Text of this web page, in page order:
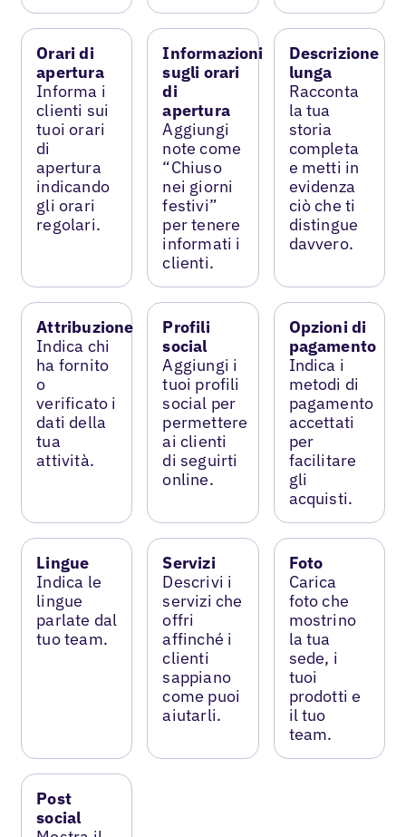
Orari di
apertura
Informa i
clienti sui
tuoi orari
di
apertura
indicando
gli orari
regolari.
Informazioni
sugli orari
di
apertura
Aggiungi
note come
“Chiuso
nei giorni
festivi”
per tenere
informati i
clienti.
Descrizione
lunga
Racconta
la tua
storia
completa
e metti in
evidenza
ciò che ti
distingue
davvero.
Attribuzione
Indica chi
ha fornito
o
verificato i
dati della
tua
attività.
Profili
social
Aggiungi i
tuoi profili
social per
permettere
ai clienti
di seguirti
online.
Opzioni di
pagamento
Indica i
metodi di
pagamento
accettati
per
facilitare
gli
acquisti.
Lingue
Indica le
lingue
parlate dal
tuo team.
Servizi
Descrivi i
servizi che
offri
affinché i
clienti
sappiano
come puoi
aiutarli.
Foto
Carica
foto che
mostrino
la tua
sede, i
tuoi
prodotti e
il tuo
team.
Post
social